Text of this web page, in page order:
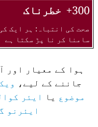
300+ خطرناک
صحت کی انتباہ: ہر ایک
سامنا کر نا پڑ سکتا ہے
ہوا کے معیار اور
جاننے کے لیے،
موضوعیا
ایئر
ایئرنو